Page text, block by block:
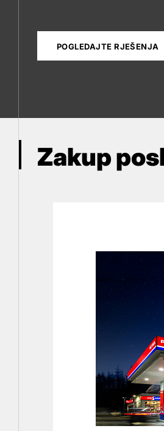
POGLEDAJTE RJEŠENJA
Zakup